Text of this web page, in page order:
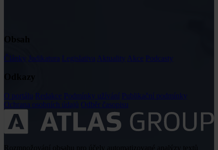
Články Judikatura Legislativa Aktuality Akce Podcasty
O portálu Redakce Podmínky užívání Publikační podmínky
Ochrana osobních údajů Odběr časopisu